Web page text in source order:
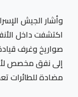
وأشار الجيش
اكتشفت داخل
صواريخ وغرف
إلى نفق مخصص
مضادة للطائرات